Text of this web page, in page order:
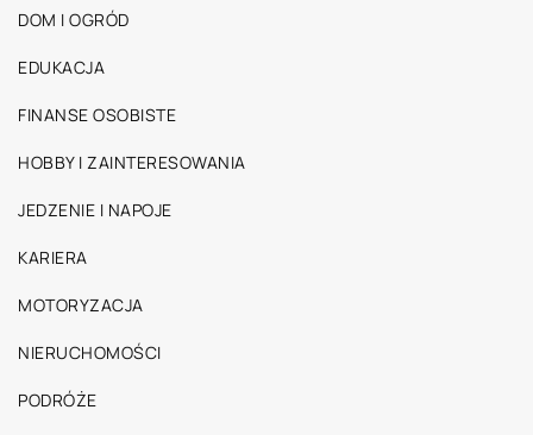
DOM I OGRÓD
EDUKACJA
FINANSE OSOBISTE
HOBBY I ZAINTERESOWANIA
JEDZENIE I NAPOJE
KARIERA
MOTORYZACJA
NIERUCHOMOŚCI
PODRÓŻE